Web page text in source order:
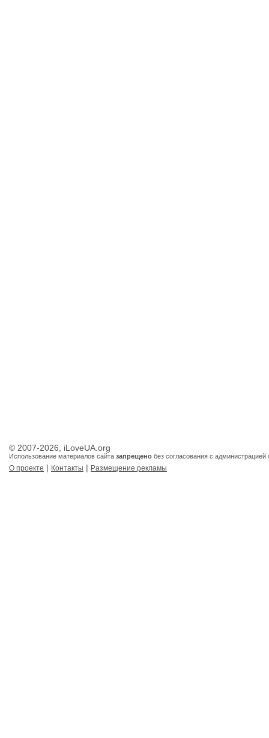
© 2007-2026, iLoveUA.org
Использование материалов сайта запрещено без согласования с администрацией
О проекте | Контакты | Размещение рекламы